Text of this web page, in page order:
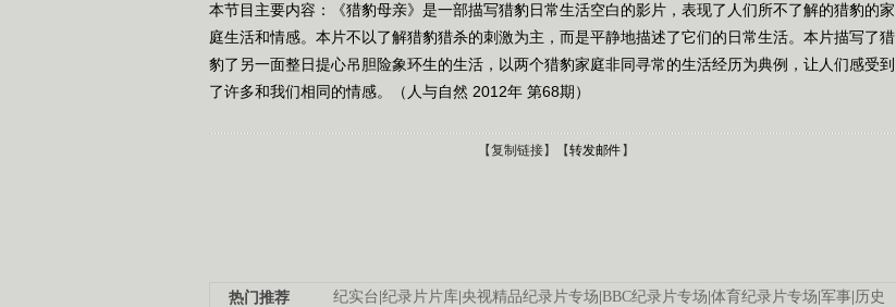
本节目主要内容：《猎豹母亲》是一部描写猎豹日常生活空白的影片，表现了人们所不了解的猎豹的家
庭生活和情感。本片不以了解猎豹猎杀的刺激为主，而是平静地描述了它们的日常生活。本片描写了猎
豹了另一面整日提心吊胆险象环生的生活，以两个猎豹家庭非同寻常的生活经历为典例，让人们感受到
了许多和我们相同的情感。（人与自然 2012年 第68期）
【复制链接】【转发邮件 】
纪实台 纪录片片库 央视精品纪录片专场 BBC纪录片专场 体育纪录片专场 军事 历史
热门推荐